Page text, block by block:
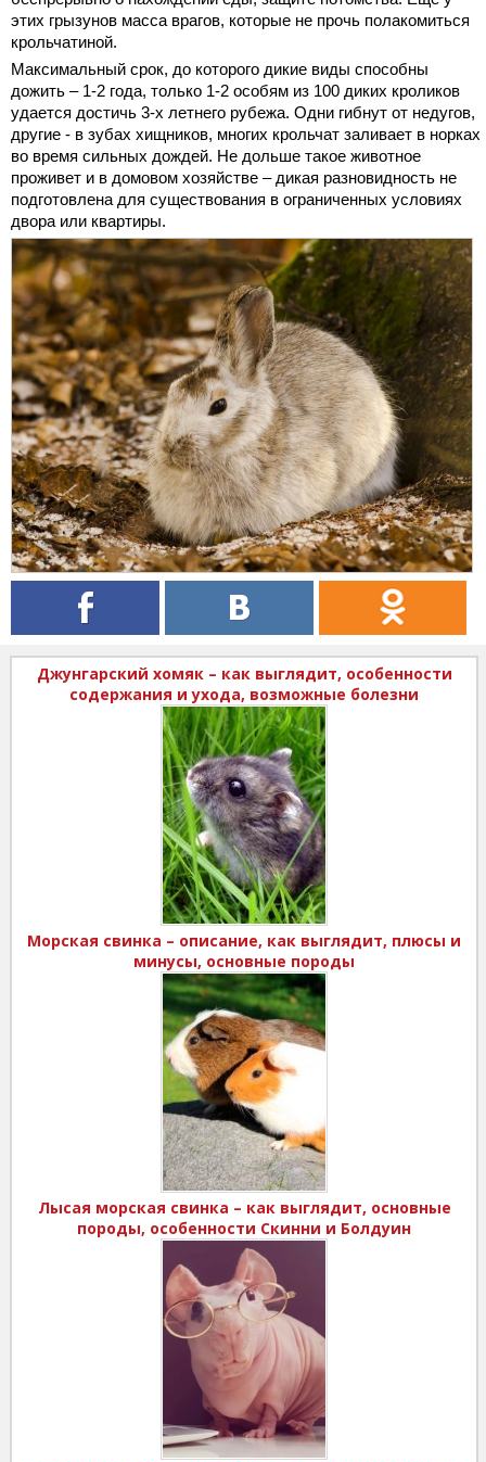
этих грызунов масса врагов, которые не прочь полакомиться
крольчатиной.
Максимальный срок, до которого дикие виды способны
дожить – 1-2 года, только 1-2 особям из 100 диких кроликов
удается достичь 3-х летнего рубежа. Одни гибнут от недугов,
другие - в зубах хищников, многих крольчат заливает в норках
во время сильных дождей. Не дольше такое животное
проживет и в домовом хозяйстве – дикая разновидность не
подготовлена для существования в ограниченных условиях
двора или квартиры.
Джунгарский хомяк – как выглядит, особенности
содержания и ухода, возможные болезни
Морская свинка – описание, как выглядит, плюсы и
минусы, основные породы
Лысая морская свинка – как выглядит, основные
породы, особенности Скинни и Болдуин